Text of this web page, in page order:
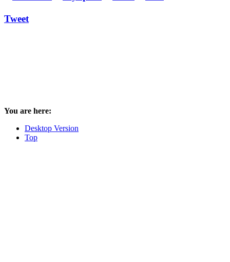
Tweet
You are here:
Desktop Version
Top